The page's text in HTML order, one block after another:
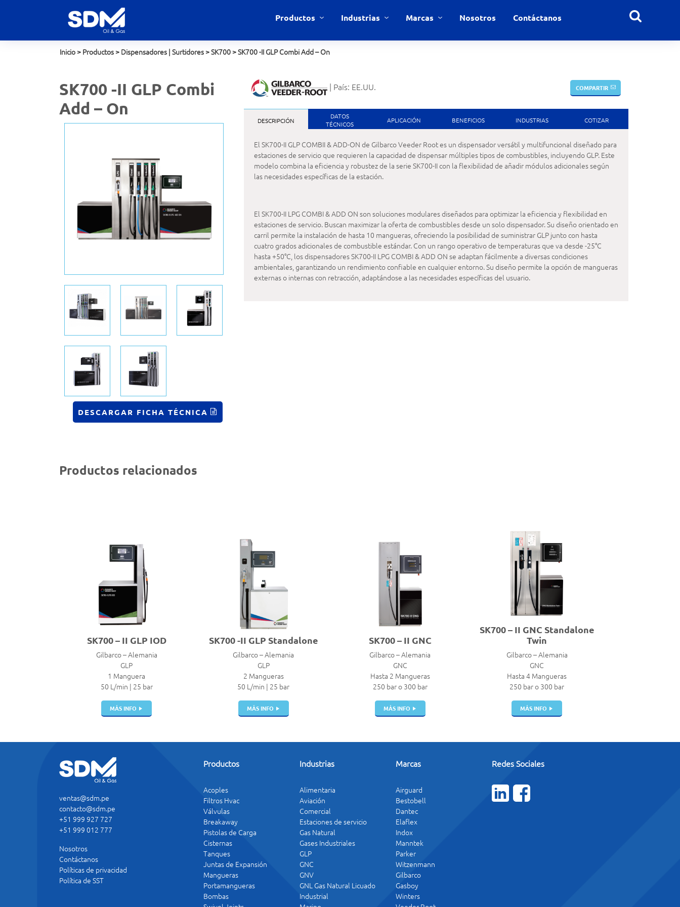
Productos Industrias Marcas Nosotros Contáctanos
Inicio> Productos> Dispensadores | Surtidores>SK700>SK700 -II GLP Combi Add – On
SK700 -II GLP Combi
Add – On
DESCARGAR FICHA TÉCNICA
| País: EE.UU. COMPARTIR
DESCRIPCIÓN
DATOS
TÉCNICOS
APLICACIÓN BENEFICIOS INDUSTRIAS COTIZAR
El SK700-II GLP COMBII & ADD-ON de Gilbarco Veeder Root es un dispensador versátil y multifuncional diseñado para
estaciones de servicio que requieren la capacidad de dispensar múltiples tipos de combustibles, incluyendo GLP. Este
modelo combina la eficiencia y robustez de la serie SK700-II con la flexibilidad de añadir módulos adicionales según
las necesidades específicas de la estación.
El SK700-II LPG COMBI & ADD ON son soluciones modulares diseñados para optimizar la eficiencia y flexibilidad en
estaciones de servicio. Buscan maximizar la oferta de combustibles desde un solo dispensador. Su diseño orientado en
carril permite la instalación de hasta 10 mangueras, ofreciendo la posibilidad de suministrar GLP junto con hasta
cuatro grados adicionales de combustible estándar. Con un rango operativo de temperaturas que va desde -25°C
hasta +50°C, los dispensadores SK700-II LPG COMBI & ADD ON se adaptan fácilmente a diversas condiciones
ambientales, garantizando un rendimiento confiable en cualquier entorno. Su diseño permite la opción de mangueras
externas o internas con retracción, adaptándose a las necesidades específicas del usuario.
Productos relacionados
SK700 – II GLP IOD
Gilbarco – Alemania
GLP
1 Manguera
50 L/min | 25 bar
MÁS INFO
SK700 -II GLP Standalone
Gilbarco – Alemania
GLP
2 Mangueras
50 L/min | 25 bar
MÁS INFO
SK700 – II GNC
Gilbarco – Alemania
GNC
Hasta 2 Mangueras
250 bar o 300 bar
MÁS INFO
SK700 – II GNC Standalone
Twin
Gilbarco – Alemania
GNC
Hasta 4 Mangueras
250 bar o 300 bar
MÁS INFO
ventas@sdm.pe
contacto@sdm.pe
+51 999 927 727
+51 999 012 777
Nosotros
Contáctanos
Políticas de privacidad
Política de SST
Productos
Acoples
Filtros Hvac
Válvulas
Breakaway
Pistolas de Carga
Cisternas
Tanques
Juntas de Expansión
Mangueras
Portamangueras
Bombas
Industrias
Alimentaria
Aviación
Comercial
Estaciones de servicio
Gas Natural
Gases Industriales
GLP
GNC
GNV
GNL Gas Natural Licuado
Industrial
Marcas
Airguard
Bestobell
Dantec
Elaflex
Indox
Manntek
Parker
Witzenmann
Gilbarco
Gasboy
Winters
Redes Sociales